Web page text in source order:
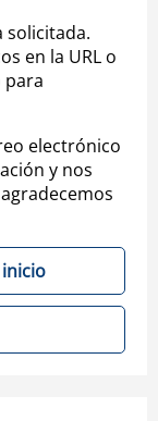
solicitada.
en la URL o
para
electrónico
y nos